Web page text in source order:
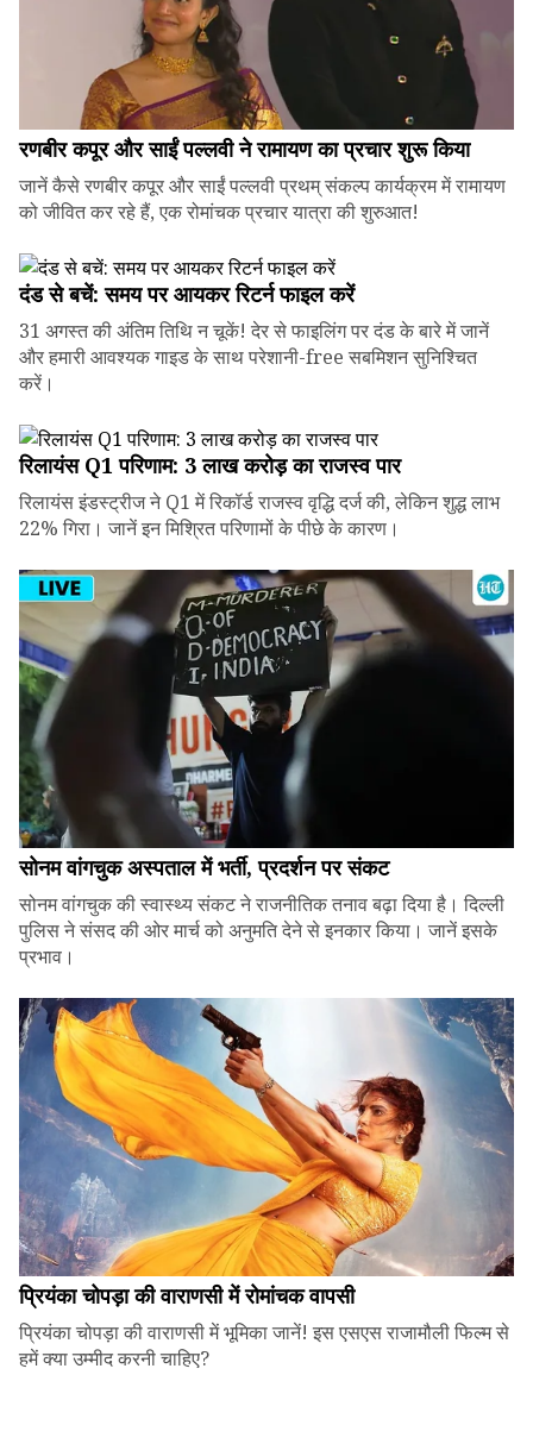
रणबीर कपूर और साईं पल्लवी ने रामायण का प्रचार शुरू किया
जानें कैसे रणबीर कपूर और साईं पल्लवी प्रथम् संकल्प कार्यक्रम में रामायण
को जीवित कर रहे हैं, एक रोमांचक प्रचार यात्रा की शुरुआत!
दंड से बचें: समय पर आयकर रिटर्न फाइल करें
31 अगस्त की अंतिम तिथि न चूकें! देर से फाइलिंग पर दंड के बारे में जानें
और हमारी आवश्यक गाइड के साथ परेशानी-free सबमिशन सुनिश्चित
करें।
रिलायंस Q1 परिणाम: ₹3 लाख करोड़ का राजस्व पार
रिलायंस इंडस्ट्रीज ने Q1 में रिकॉर्ड राजस्व वृद्धि दर्ज की, लेकिन शुद्ध लाभ
22% गिरा। जानें इन मिश्रित परिणामों के पीछे के कारण।
सोनम वांगचुक अस्पताल में भर्ती, प्रदर्शन पर संकट
सोनम वांगचुक की स्वास्थ्य संकट ने राजनीतिक तनाव बढ़ा दिया है। दिल्ली
पुलिस ने संसद की ओर मार्च को अनुमति देने से इनकार किया। जानें इसके
प्रभाव।
प्रियंका चोपड़ा की वाराणसी में रोमांचक वापसी
प्रियंका चोपड़ा की वाराणसी में भूमिका जानें! इस एसएस राजामौली फिल्म से
हमें क्या उम्मीद करनी चाहिए?